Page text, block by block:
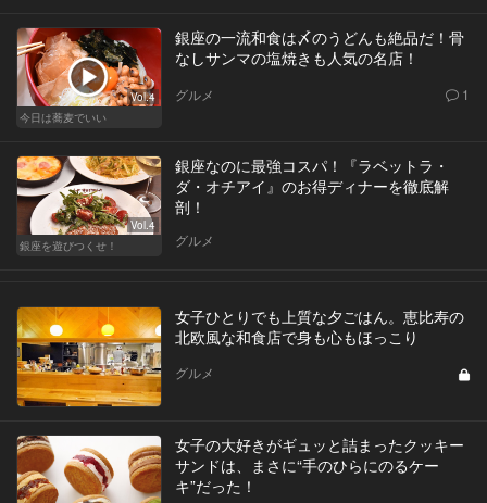
Vol.4
今日は蕎麦でいい
銀座の一流和食は〆のうどんも絶品だ！骨
なしサンマの塩焼きも人気の名店！
グルメ 1
Vol.4
銀座を遊びつくせ！
銀座なのに最強コスパ！『ラベットラ・
ダ・オチアイ』のお得ディナーを徹底解
剖！
グルメ
女子ひとりでも上質な夕ごはん。恵比寿の
北欧風な和食店で身も心もほっこり
グルメ
女子の大好きがギュッと詰まったクッキー
サンドは、まさに“手のひらにのるケー
キ”だった！